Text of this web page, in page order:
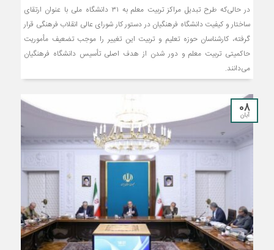
در حالی‌که طرح تبدیل مراکز تربیت معلم به ۳۱ دانشگاه ملی با عنوان ارتقای
ساختار و کیفیت دانشگاه فرهنگیان در دستور کار شورای عالی انقلاب فرهنگی قرار
گرفته، کارشناسان حوزه تعلیم و تربیت این تغییر را موجب تضعیف مأموریت
حاکمیتی تربیت معلم و دور شدن از هدف اصلی تأسیس دانشگاه فرهنگیان
می‌دانند.
08
آبان